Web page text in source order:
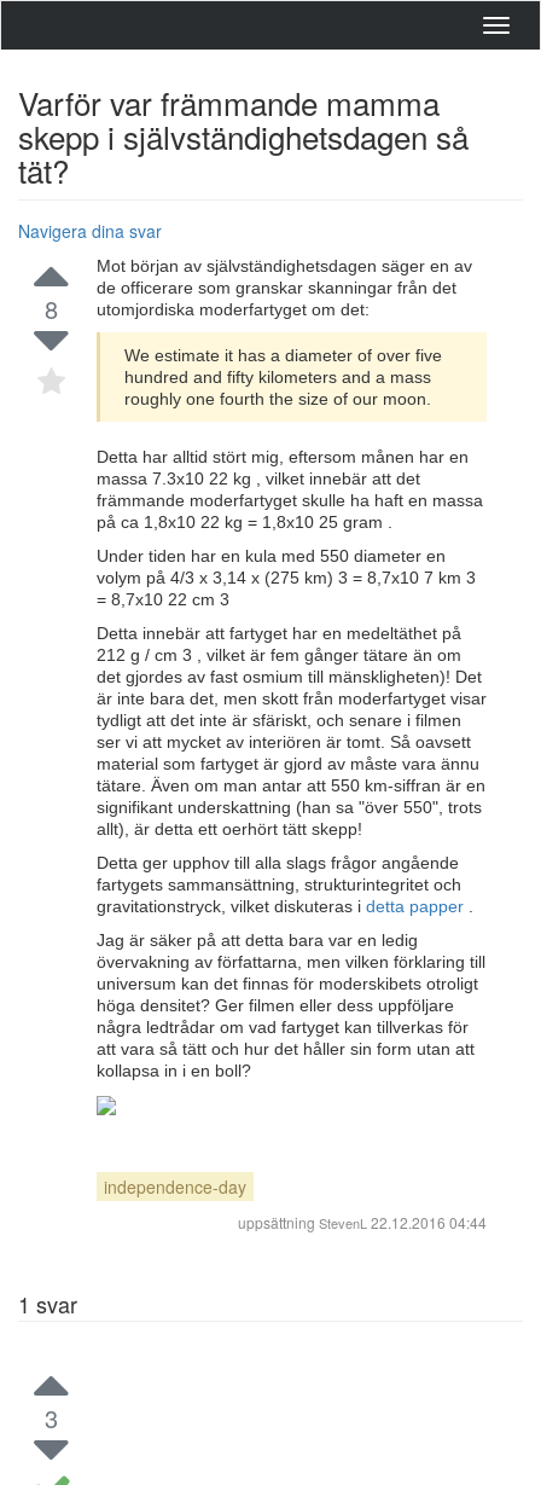
Varför var främmande mamma
skepp i självständighetsdagen så
tät?
Navigera dina svar
8
Mot början av självständighetsdagen säger en av
de officerare som granskar skanningar från det
utomjordiska moderfartyget om det:
We estimate it has a diameter of over five
hundred and fifty kilometers and a mass
roughly one fourth the size of our moon.
Detta har alltid stört mig, eftersom månen har en
massa 7.3x10 22 kg , vilket innebär att det
främmande moderfartyget skulle ha haft en massa
på ca 1,8x10 22 kg = 1,8x10 25 gram .
Under tiden har en kula med 550 diameter en
volym på 4/3 x 3,14 x (275 km) 3 = 8,7x10 7 km 3
= 8,7x10 22 cm 3
Detta innebär att fartyget har en medeltäthet på
212 g / cm 3 , vilket är fem gånger tätare än om
det gjordes av fast osmium till mänskligheten)! Det
är inte bara det, men skott från moderfartyget visar
tydligt att det inte är sfäriskt, och senare i filmen
ser vi att mycket av interiören är tomt. Så oavsett
material som fartyget är gjord av måste vara ännu
tätare. Även om man antar att 550 km-siffran är en
signifikant underskattning (han sa "över 550", trots
allt), är detta ett oerhört tätt skepp!
Detta ger upphov till alla slags frågor angående
fartygets sammansättning, strukturintegritet och
gravitationstryck, vilket diskuteras i detta papper
Jag är säker på att detta bara var en ledig
övervakning av författarna, men vilken förklaring till
universum kan det finnas för moderskibets otroligt
höga densitet? Ger filmen eller dess uppföljare
några ledtrådar om vad fartyget kan tillverkas för
att vara så tätt och hur det håller sin form utan att
kollapsa in i en boll?
independence-day
uppsättning StevenL22.12.2016 04:44
1 svar
3